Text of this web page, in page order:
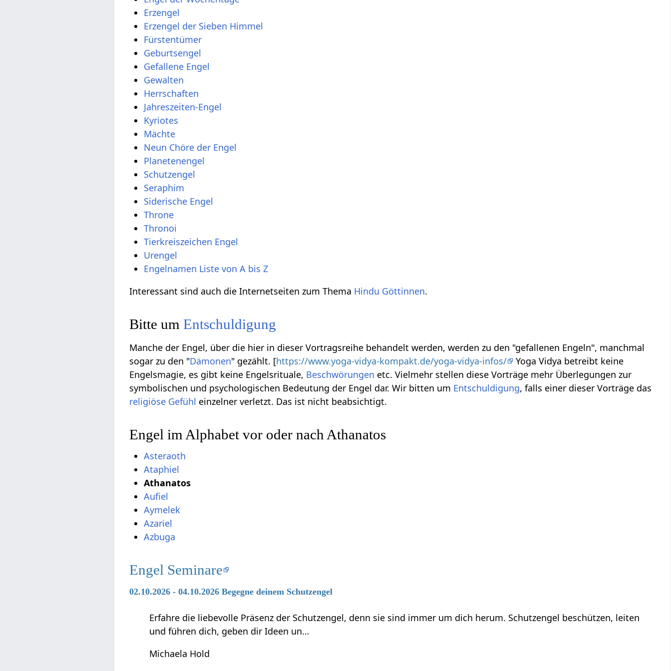
Erzengel
Erzengel der Sieben Himmel
Fürstentümer
Geburtsengel
Gefallene Engel
Gewalten
Herrschaften
Jahreszeiten-Engel
Kyriotes
Mächte
Neun Chöre der Engel
Planetenengel
Schutzengel
Seraphim
Siderische Engel
Throne
Thronoi
Tierkreiszeichen Engel
Urengel
Engelnamen Liste von A bis Z
Interessant sind auch die Internetseiten zum Thema Hindu Göttinnen.
Bitte umEntschuldigung
Manche der Engel, über die hier in dieser Vortragsreihe behandelt werden, werden zu den "gefallenen Engeln", manchmal
sogar zu den "Dämonen" gezählt. [https://www.yoga-vidya-kompakt.de/yoga-vidya-infos/
Yoga Vidya betreibt keine
Engelsmagie, es gibt keine Engelsrituale, Beschwörungen etc. Vielmehr stellen diese Vorträge mehr Überlegungen zur
symbolischen und psychologischen Bedeutung der Engel dar. Wir bitten um Entschuldigung, falls einer dieser Vorträge das
religiöse Gefühl einzelner verletzt. Das ist nicht beabsichtigt.
Engel im Alphabet vor oder nach Athanatos
Asteraoth
Ataphiel
Athanatos
Aufiel
Aymelek
Azariel
Azbuga
Engel Seminare
02.10.2026 - 04.10.2026 Begegne deinem Schutzengel
Erfahre die liebevolle Präsenz der Schutzengel, denn sie sind immer um dich herum. Schutzengel beschützen, leiten
und führen dich, geben dir Ideen un…
Michaela Hold